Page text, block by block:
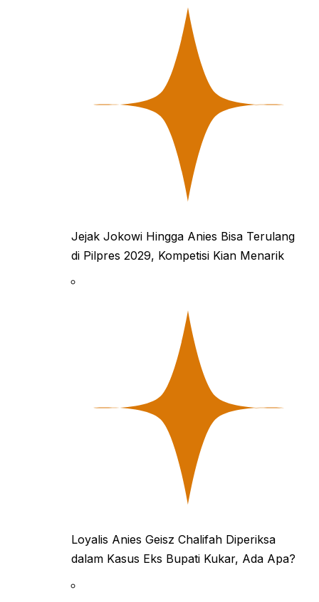
Jejak Jokowi Hingga Anies Bisa Terulang
di Pilpres 2029, Kompetisi Kian Menarik
Loyalis Anies Geisz Chalifah Diperiksa
dalam Kasus Eks Bupati Kukar, Ada Apa?